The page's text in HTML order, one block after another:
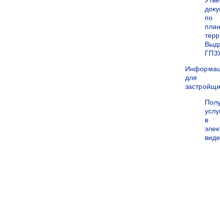
по
для
в
виде